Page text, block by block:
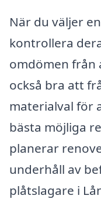
När du väljer
kontrollera
omdömen från
också bra att
materialval för
bästa möjliga
planerar
underhåll av
plåtslagare i